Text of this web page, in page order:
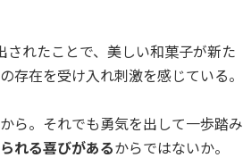
されたことで、美しい和菓子が新た
存在を受け入れ刺激を感じている。
ら。それでも勇気を出して一歩踏み
れる喜びがあるからではないか。